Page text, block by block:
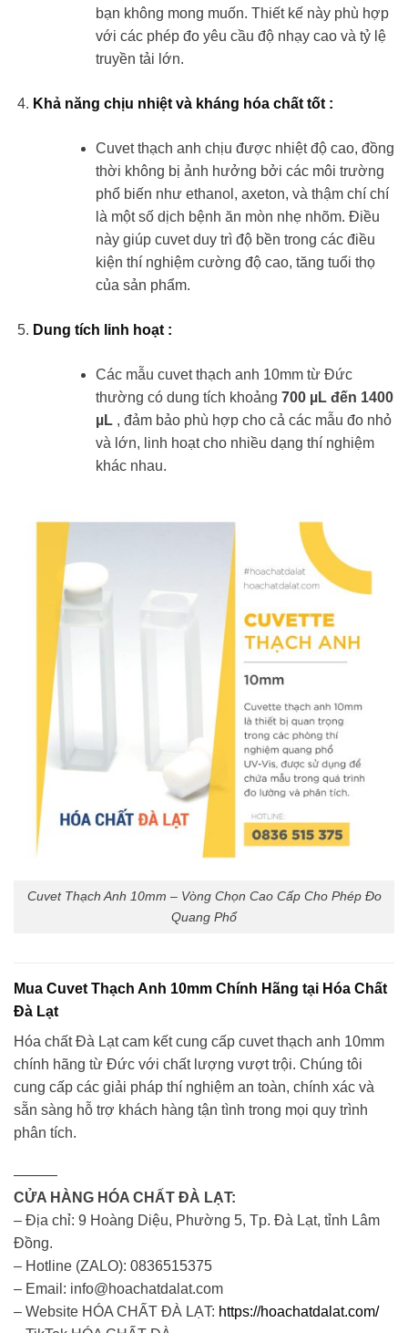
bạn không mong muốn. Thiết kế này phù hợp
với các phép đo yêu cầu độ nhạy cao và tỷ lệ
truyền tải lớn.
Khả năng chịu nhiệt và kháng hóa chất tốt:
Cuvet thạch anh chịu được nhiệt độ cao, đồng
thời không bị ảnh hưởng bởi các môi trường
phổ biến như ethanol, axeton, và thậm chí chí
là một số dịch bệnh ăn mòn nhẹ nhõm. Điều
này giúp cuvet duy trì độ bền trong các điều
kiện thí nghiệm cường độ cao, tăng tuổi thọ
của sản phẩm​.
Dung tích linh hoạt:
Các mẫu cuvet thạch anh 10mm từ Đức
thường có dung tích khoảng 700 µL đến 1400
µL, đảm bảo phù hợp cho cả các mẫu đo nhỏ
và lớn, linh hoạt cho nhiều dạng thí nghiệm
khác nhau.
Cuvet Thạch Anh 10mm – Vòng Chọn Cao Cấp Cho Phép Đo
Quang Phổ
Mua Cuvet Thạch Anh 10mm Chính Hãng tại Hóa Chất
Đà Lạt
Hóa chất Đà Lạt cam kết cung cấp cuvet thạch anh 10mm
chính hãng từ Đức với chất lượng vượt trội. Chúng tôi
cung cấp các giải pháp thí nghiệm an toàn, chính xác và
sẵn sàng hỗ trợ khách hàng tận tình trong mọi quy trình
phân tích.
———
CỬA HÀNG HÓA CHẤT ĐÀ LẠT:
– Địa chỉ: 9 Hoàng Diệu, Phường 5, Tp. Đà Lạt, tỉnh Lâm
Đồng.
– Hotline (ZALO): 0836515375
– Email: info@hoachatdalat.com
– Website HÓA CHẤT ĐÀ LẠT: https://hoachatdalat.com/